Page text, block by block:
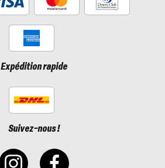
Expédition rapide
Suivez-nous !